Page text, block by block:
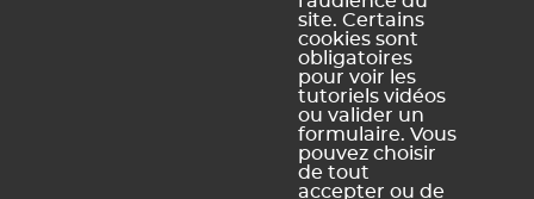
Partiellement
conforme
Schéma
pluriannuel
d'accessibilité
numérique
site. Certains
cookies sont
obligatoires
pour voir les
tutoriels vidéos
ou valider un
formulaire. Vous
pouvez choisir
de tout
accepter ou de